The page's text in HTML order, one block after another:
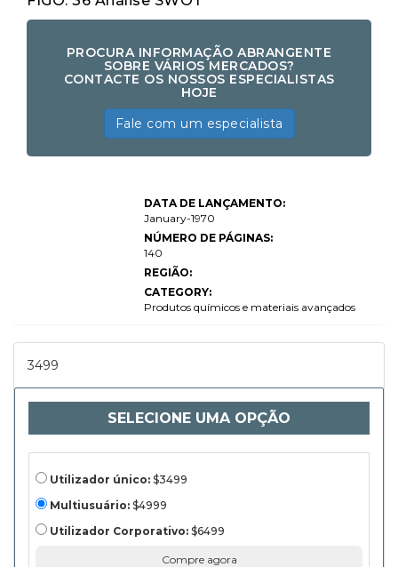
PROCURA INFORMAÇÃO ABRANGENTE
SOBRE VÁRIOS MERCADOS?
CONTACTE OS NOSSOS ESPECIALISTAS
HOJE
Fale com um especialista
(Prototyping,
Production,
Tooling), By
End-User
Healthcare,
Goods, Others),
Analysis, 2024-
DATA DE LANÇAMENTO:
January-1970
NÚMERO DE PÁGINAS:
140
REGIÃO:
CATEGORY:
Produtos químicos e materiais avançados
3499
SELECIONE UMA OPÇÃO
Utilizador único: $3499
Multiusuário: $4999
Utilizador Corporativo: $6499
Compre agora